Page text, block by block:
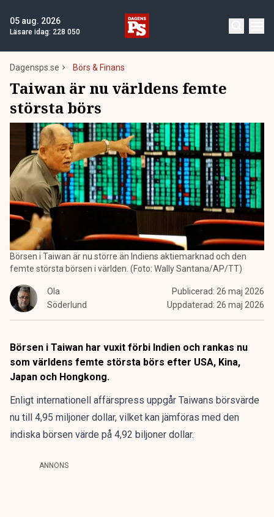
05 aug. 2026
Läsare idag: 228 050
Dagensps.se Börs & Finans
Taiwan är nu världens femte
största börs
Börsen i Taiwan är nu större än Indiens aktiemarknad och den
femte största börsen i världen. (Foto: Wally Santana/AP/TT)
Ola
Söderlund
Publicerad: 26 maj 2026
Uppdaterad: 26 maj 2026
Börsen i Taiwan har vuxit förbi Indien och rankas nu
som världens femte största börs efter USA, Kina,
Japan och Hongkong.
Enligt internationell affärspress uppgår Taiwans börsvärde
nu till 4,95 miljoner dollar, vilket kan jämföras med den
indiska börsen värde på 4,92 biljoner dollar.
ANNONS